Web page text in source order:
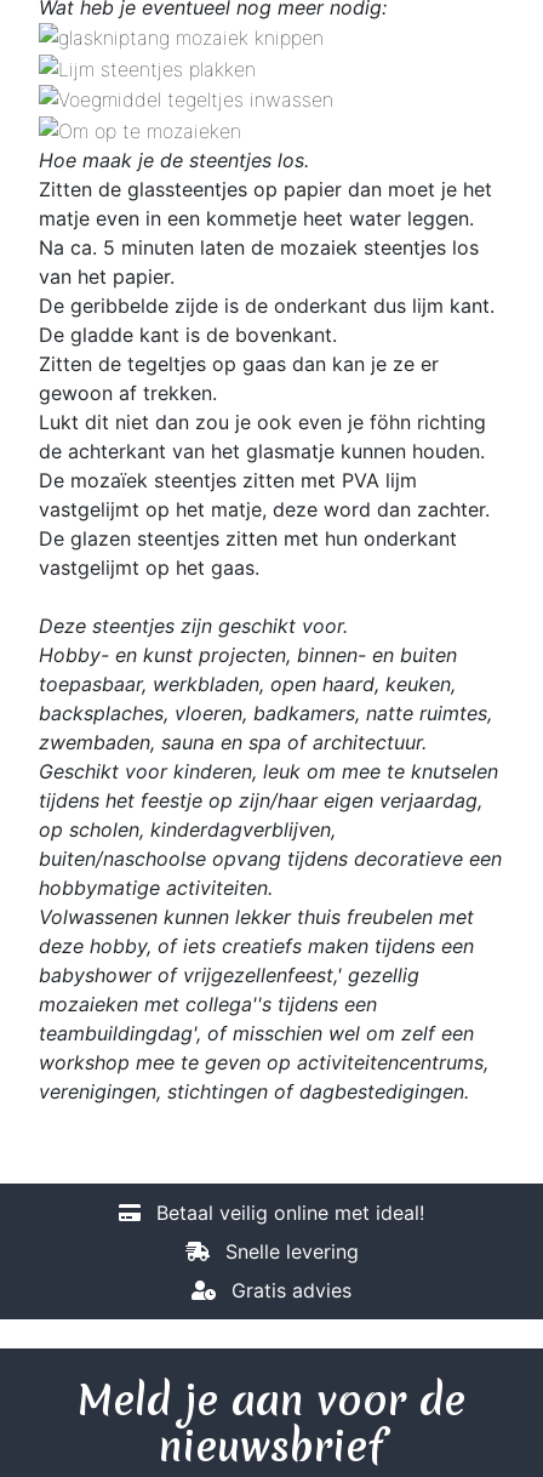
Wat heb je eventueel nog meer nodig:
Hoe maak je de steentjes los.
Zitten de glassteentjes op papier dan moet je het
matje even in een kommetje heet water leggen.
Na ca. 5 minuten laten de mozaiek steentjes los
van het papier.
De geribbelde zijde is de onderkant dus lijm kant.
De gladde kant is de bovenkant.
Zitten de tegeltjes op gaas dan kan je ze er
gewoon af trekken.
Lukt dit niet dan zou je ook even je föhn richting
de achterkant van het glasmatje kunnen houden.
De mozaïek steentjes zitten met PVA lijm
vastgelijmt op het matje, deze word dan zachter.
De glazen steentjes zitten met hun onderkant
vastgelijmt op het gaas.
Deze steentjes zijn geschikt voor.
Hobby- en kunst projecten, binnen- en buiten
toepasbaar, werkbladen, open haard, keuken,
backsplaches, vloeren, badkamers, natte ruimtes,
zwembaden, sauna en spa of architectuur.
Geschikt voor kinderen, leuk om mee te knutselen
tijdens het feestje op zijn/haar eigen verjaardag,
op scholen, kinderdagverblijven,
buiten/naschoolse opvang tijdens decoratieve een
hobbymatige activiteiten.
Volwassenen kunnen lekker thuis freubelen met
deze hobby, of iets creatiefs maken tijdens een
babyshower of vrijgezellenfeest,' gezellig
mozaieken met collega''s tijdens een
teambuildingdag', of misschien wel om zelf een
workshop mee te geven op activiteitencentrums,
verenigingen, stichtingen of dagbestedigingen.
Betaal veilig online met ideal!
Snelle levering
Gratis advies
Meld je aan voor de
nieuwsbrief